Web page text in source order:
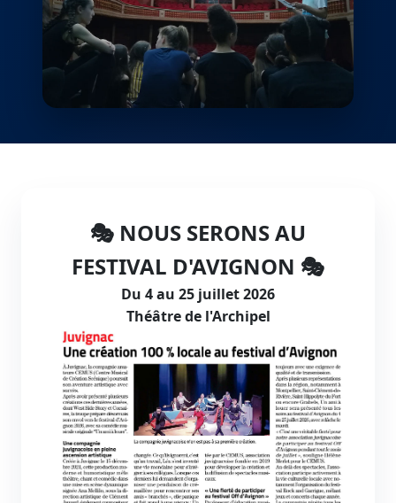
🎭 NOUS SERONS AU
FESTIVAL D'AVIGNON 🎭
Du 4 au 25 juillet 2026
Théâtre de l'Archipel